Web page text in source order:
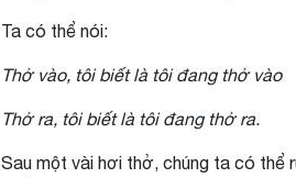
Ta có thể nói:
Thở vào, tôi biết là tôi đang thở vào
Thở ra, tôi biết là tôi đang thở ra.
Sau một vài hơi thở, chúng ta có thể